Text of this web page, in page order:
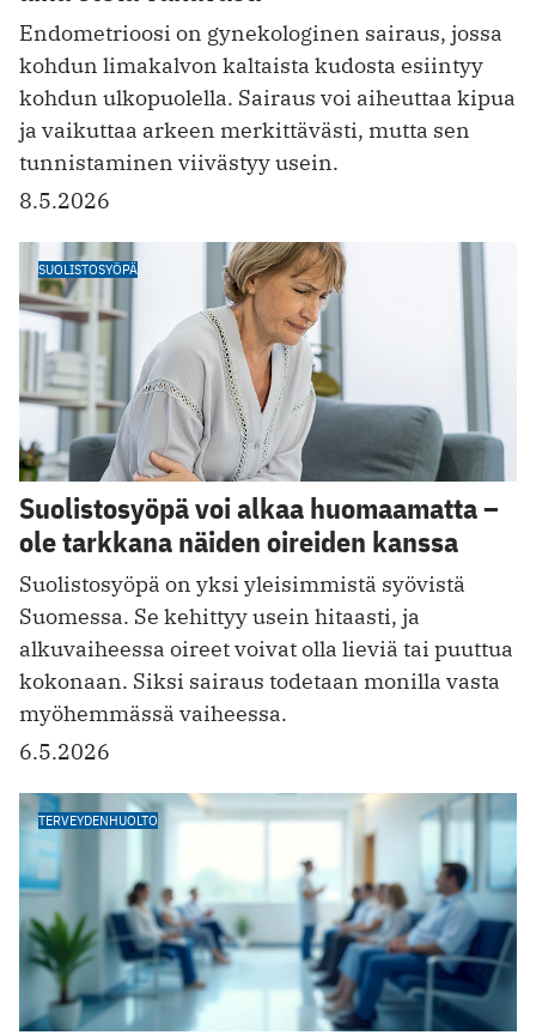
Endometrioosi on gynekologinen sairaus, jossa
kohdun limakalvon kaltaista kudosta esiintyy
kohdun ulkopuolella. Sairaus voi aiheuttaa kipua
ja vaikuttaa arkeen merkittävästi, mutta sen
tunnistaminen viivästyy usein.
8.5.2026
SUOLISTOSYÖPÄ
Suolistosyöpä voi alkaa huomaamatta –
ole tarkkana näiden oireiden kanssa
Suolistosyöpä on yksi yleisimmistä syövistä
Suomessa. Se kehittyy usein hitaasti, ja
alkuvaiheessa oireet voivat olla lieviä tai puuttua
kokonaan. Siksi sairaus todetaan monilla vasta
myöhemmässä vaiheessa.
6.5.2026
TERVEYDENHUOLTO